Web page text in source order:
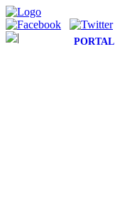
PORTAL